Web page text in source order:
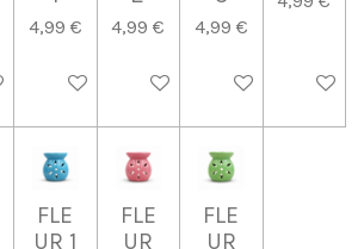
au panier
4,99 €
Ajouter au panier
4,99 €
Ajouter au panier
4,99 €
Ajouter au panier
Ajouter
FLE
UR 1
FLE
UR
FLE
UR